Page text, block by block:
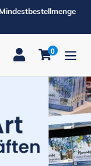
Suchen Einloggen
0Produkte